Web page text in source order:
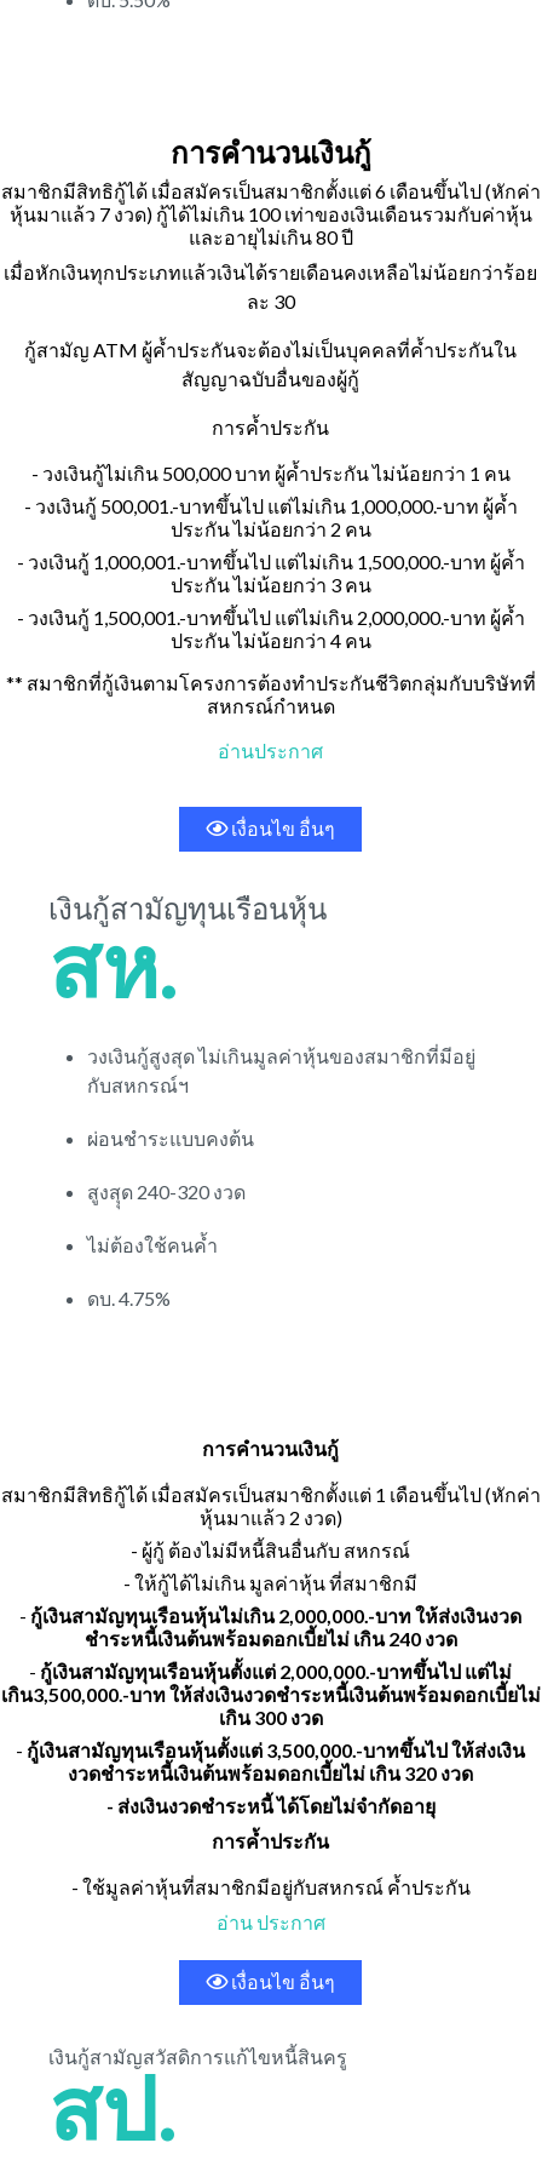
การคำนวนเงินกู้
สมาชิกมีสิทธิกู้ได้ เมื่อสมัครเป็นสมาชิกตั้งแต่ 6 เดือนขึ้นไป (หักค่า
หุ้นมาแล้ว 7 งวด) กู้ได้ไม่เกิน 100 เท่าของเงินเดือนรวมกับค่าหุ้น
และอายุไม่เกิน 80 ปี
เมื่อหักเงินทุกประเภทแล้วเงินได้รายเดือนคงเหลือไม่น้อยกว่าร้อย
ละ 30
กู้สามัญ ATM ผู้ค้ำประกันจะต้องไม่เป็นบุคคลที่ค้ำประกันใน
สัญญาฉบับอื่นของผู้กู้
การค้ำประกัน
- วงเงินกู้ไม่เกิน 500,000 บาท ผู้ค้ำประกัน ไม่น้อยกว่า 1 คน
- วงเงินกู้ 500,001.-บาทขึ้นไป แต่ไม่เกิน 1,000,000.-บาท ผู้ค้ำ
ประกัน ไม่น้อยกว่า 2 คน
- วงเงินกู้ 1,000,001.-บาทขึ้นไป แต่ไม่เกิน 1,500,000.-บาท ผู้ค้ำ
ประกัน ไม่น้อยกว่า 3 คน
- วงเงินกู้ 1,500,001.-บาทขึ้นไป แต่ไม่เกิน 2,000,000.-บาท ผู้ค้ำ
ประกัน ไม่น้อยกว่า 4 คน
** สมาชิกที่กู้เงินตามโครงการต้องทำประกันชีวิตกลุ่มกับบริษัทที่
สหกรณ์กำหนด
อ่านประกาศ
เงื่อนไข อื่นๆ
เงินกู้สามัญทุนเรือนหุ้น
สห.
วงเงินกู้สูงสุด ไม่เกินมูลค่าหุ้นของสมาชิกที่มีอยู่
กับสหกรณ์ฯ
ผ่อนชำระแบบคงต้น
สูงสุุด 240-320 งวด
ไม่ต้องใช้คนค้ำ
ดบ. 4.75%
การคำนวนเงินกู้
สมาชิกมีสิทธิกู้ได้ เมื่อสมัครเป็นสมาชิกตั้งแต่ 1 เดือนขึ้นไป (หักค่า
หุ้นมาแล้ว 2 งวด)
- ผู้กู้ ต้องไม่มีหนี้สินอื่นกับ สหกรณ์
- ให้กู้ได้ไม่เกิน มูลค่าหุ้น ที่สมาชิกมี
- กู้เงินสามัญทุนเรือนหุ้นไม่เกิน 2,000,000.-บาท ให้ส่งเงินงวด
ชำระหนี้เงินต้นพร้อมดอกเบี้ยไม่ เกิน 240 งวด
- กู้เงินสามัญทุนเรือนหุ้นตั้งแต่ 2,000,000.-บาทขึ้นไป แต่ไม่
เกิน3,500,000.-บาท ให้ส่งเงินงวดชำระหนี้เงินต้นพร้อมดอกเบี้ยไม่
เกิน 300 งวด
- กู้เงินสามัญทุนเรือนหุ้นตั้งแต่ 3,500,000.-บาทขึ้นไป ให้ส่งเงิน
งวดชำระหนี้เงินต้นพร้อมดอกเบี้ยไม่ เกิน 320 งวด
- ส่งเงินงวดชำระหนี้ ได้โดยไม่จำกัดอายุ
การค้ำประกัน
- ใช้มูลค่าหุ้นที่สมาชิกมีอยู่กับสหกรณ์ ค้ำประกัน
อ่าน ประกาศ
เงื่อนไข อื่นๆ
เงินกู้สามัญสวัสดิการแก้ไขหนี้สินครู
สป.